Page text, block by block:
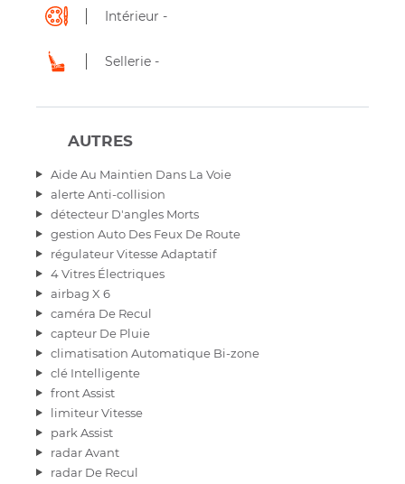
Intérieur -
Sellerie -
AUTRES
Aide Au Maintien Dans La Voie
alerte Anti-collision
détecteur D'angles Morts
gestion Auto Des Feux De Route
régulateur Vitesse Adaptatif
4 Vitres Électriques
airbag X 6
caméra De Recul
capteur De Pluie
climatisation Automatique Bi-zone
clé Intelligente
front Assist
limiteur Vitesse
park Assist
radar Avant
radar De Recul